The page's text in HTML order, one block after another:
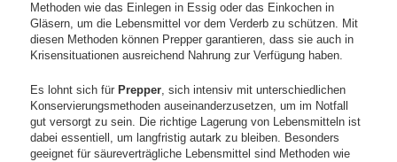
Methoden wie das Einlegen in Essig oder das Einkochen in
Gläsern, um die Lebensmittel vor dem Verderb zu schützen. Mit
diesen Methoden können Prepper garantieren, dass sie auch in
Krisensituationen ausreichend Nahrung zur Verfügung haben.
Es lohnt sich für Prepper, sich intensiv mit unterschiedlichen
Konservierungsmethoden auseinanderzusetzen, um im Notfall
gut versorgt zu sein. Die richtige Lagerung von Lebensmitteln ist
dabei essentiell, um langfristig autark zu bleiben. Besonders
geeignet für säureverträgliche Lebensmittel sind Methoden wie